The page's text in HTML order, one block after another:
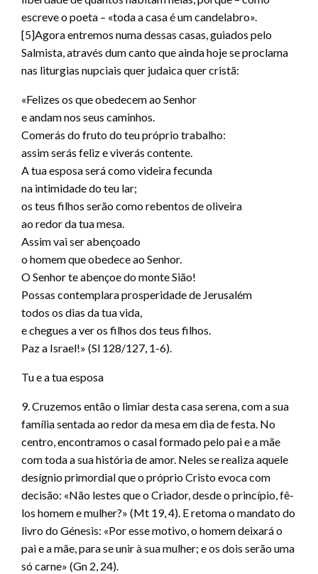
escreve o poeta – «toda a casa é um candelabro».
[5]Agora entremos numa dessas casas, guiados pelo
Salmista, através dum canto que ainda hoje se proclama
nas liturgias nupciais quer judaica quer cristã:
«Felizes os que obedecem ao Senhor
e andam nos seus caminhos.
Comerás do fruto do teu próprio trabalho:
assim serás feliz e viverás contente.
A tua esposa será como videira fecunda
na intimidade do teu lar;
os teus filhos serão como rebentos de oliveira
ao redor da tua mesa.
Assim vai ser abençoado
o homem que obedece ao Senhor.
O Senhor te abençoe do monte Sião!
Possas contemplara prosperidade de Jerusalém
todos os dias da tua vida,
e chegues a ver os filhos dos teus filhos.
Paz a Israel!» (Sl 128/127, 1-6).
Tu e a tua esposa
9. Cruzemos então o limiar desta casa serena, com a sua
família sentada ao redor da mesa em dia de festa. No
centro, encontramos o casal formado pelo pai e a mãe
com toda a sua história de amor. Neles se realiza aquele
desígnio primordial que o próprio Cristo evoca com
decisão: «Não lestes que o Criador, desde o princípio, fê-
los homem e mulher?» (Mt 19, 4). E retoma o mandato do
livro do Génesis: «Por esse motivo, o homem deixará o
pai e a mãe, para se unir à sua mulher; e os dois serão uma
só carne» (Gn 2, 24).